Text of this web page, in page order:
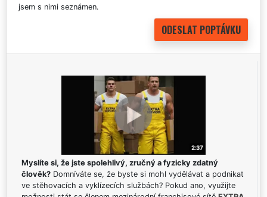
jsem s nimi seznámen.
Myslíte si, že jste spolehlivý, zručný a fyzicky zdatný
člověk? Domníváte se, že byste si mohl vydělávat a podnikat
ve stěhovacích a vyklízecích službách? Pokud ano, využijte